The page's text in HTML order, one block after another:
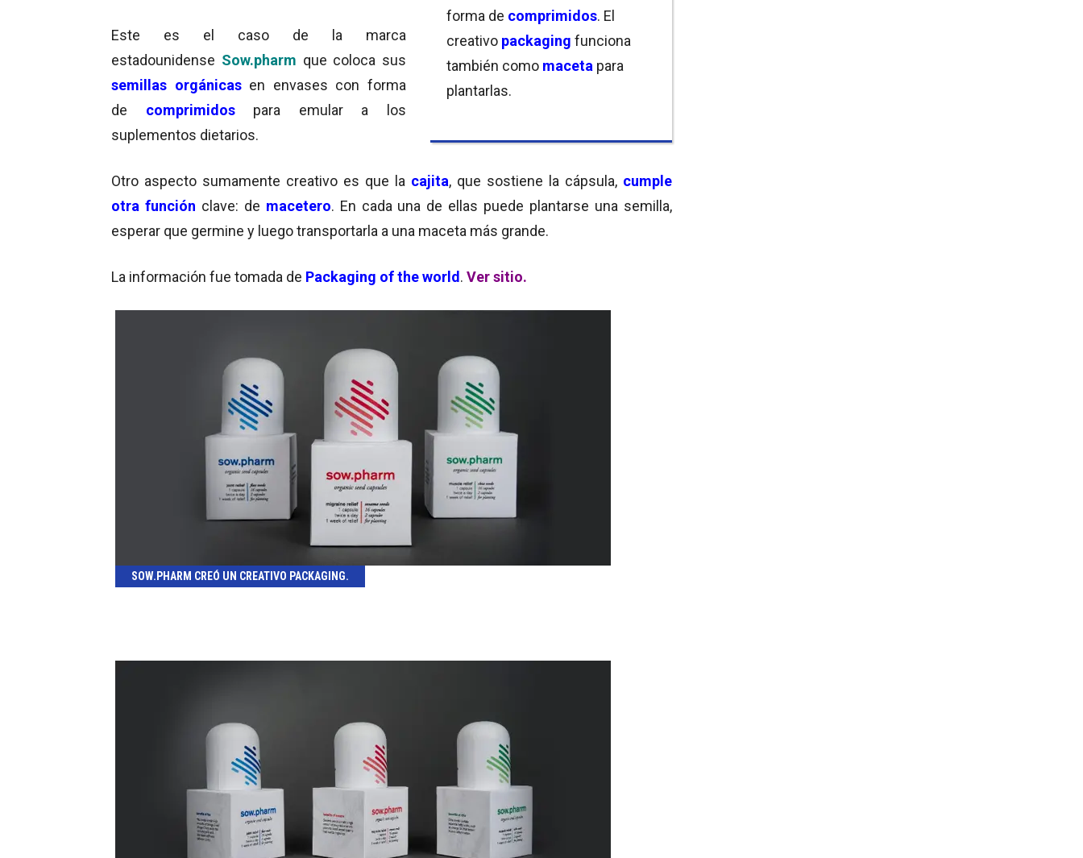
forma de comprimidos. El
creativo packaging funciona
también como maceta para
plantarlas.
Este es el caso de la marca
estadounidense Sow.pharm que coloca sus
semillas orgánicasen envases con forma
de comprimidos para emular a los
suplementos dietarios.
Otro aspecto sumamente creativo es que la cajita, que sostiene la cápsula, cumple
otra función clave: de macetero. En cada una de ellas puede plantarse una semilla,
esperar que germine y luego transportarla a una maceta más grande.
La información fue tomada de Packaging of the world. Ver sitio.
SOW.PHARM CREÓ UN CREATIVO PACKAGING.